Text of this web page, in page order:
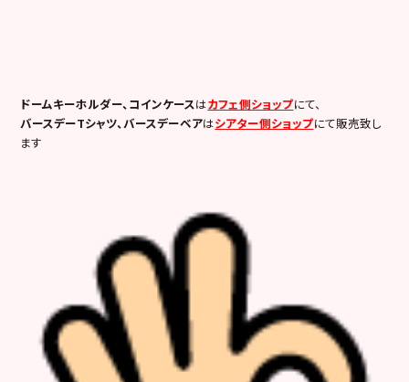
ドームキーホルダー、コインケースはカフェ側ショップにて、
バースデーTシャツ、バースデーベアはシアター側ショップにて販売致し
ます